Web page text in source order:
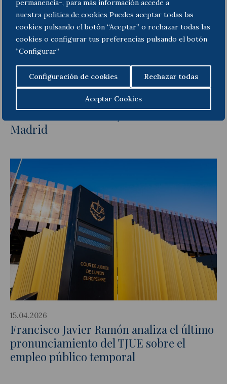
permanencia-, para más información accede a
nuestra politica de cookies Puedes aceptar todas las
cookies pulsando el botón “Aceptar” o rechazar todas las
cookies o configurar tus preferencias pulsando el botón
“Configurar”
Configuración de cookies Rechazar todas
Aceptar Cookies
04.05.2026
Tribuna de Francisco Javier Ramón
Madrid
15.04.2026
Francisco Javier Ramón analiza el último
pronunciamiento del TJUE sobre el
empleo público temporal